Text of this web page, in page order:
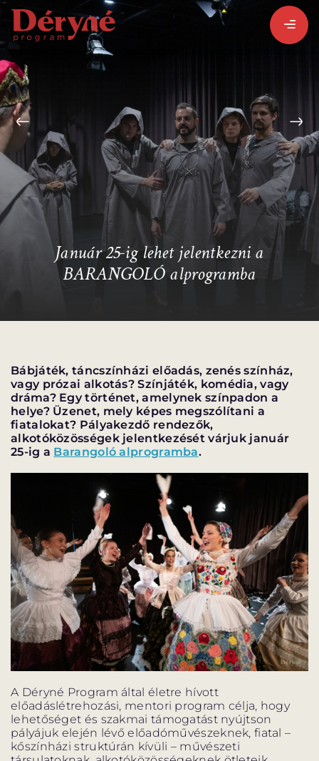
REGISZTRÁLOK
PROGRAMISMERTETŐ
ALPROGRAMOK:
VÁNDORSZÍNHÁZ DÉRYNÉ TÁRSULAT
KÖZREMŰKÖDŐK:
STÁB
SZAKMAI BIZOTTSÁG
MENTOROK
ELŐADÁSOK
ELŐADÁSOK LISTÁJA
NAPTÁR
JEGYVÁSÁRLÁS
Január 25-ig lehet jelentkezni a
BARANGOLÓ alprogramba
Bábjáték, táncszínházi előadás, zenés színház,
vagy prózai alkotás? Színjáték, komédia, vagy
dráma? Egy történet, amelynek színpadon a
helye? Üzenet, mely képes megszólítani a
fiatalokat? Pályakezdő rendezők,
alkotóközösségek jelentkezését várjuk január
25-ig a Barangoló alprogramba.
A Déryné Program által életre hívott
előadáslétrehozási, mentori program célja, hogy
lehetőséget és szakmai támogatást nyújtson
pályájuk elején lévő előadóművészeknek, fiatal –
kőszínházi struktúrán kívüli – művészeti